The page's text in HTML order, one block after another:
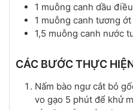
1 muỗng canh dầu điều
1 muỗng canh tương ớt
1,5 muỗng canh nước
CÁC BƯỚC THỰC
Nấm bào ngư cắt bỏ
vo gạo 5 phút để khử